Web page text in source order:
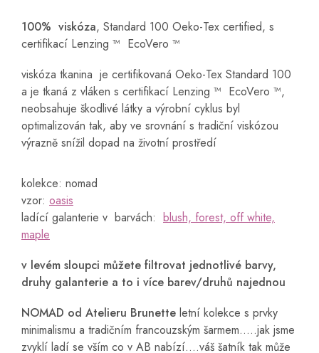
100% viskóza, Standard 100 Oeko-Tex certified, s
certifikací Lenzing ™ ️ EcoVero ™
viskóza tkanina je certifikovaná Oeko-Tex Standard 100
a je tkaná z vláken s certifikací Lenzing ™ ️ EcoVero ™,
neobsahuje škodlivé látky a výrobní cyklus byl
optimalizován tak, aby ve srovnání s tradiční viskózou
výrazně snížil dopad na životní prostředí
kolekce: nomad
vzor: oasis
ladící galanterie v barvách: blush, forest, off white,
maple
v levém sloupci můžete filtrovat jednotlivé barvy,
druhy galanterie a to i více barev/druhů najednou
NOMAD od Atelieru Brunette letní kolekce s prvky
minimalismu a tradičním francouzským šarmem.....jak jsme
zvyklí ladí se vším co v AB nabízí....váš šatník tak může